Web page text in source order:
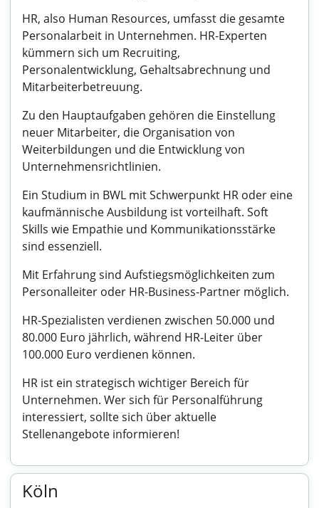
HR, also Human Resources, umfasst die gesamte
Personalarbeit in Unternehmen. HR-Experten
kümmern sich um Recruiting,
Personalentwicklung, Gehaltsabrechnung und
Mitarbeiterbetreuung.
Zu den Hauptaufgaben gehören die Einstellung
neuer Mitarbeiter, die Organisation von
Weiterbildungen und die Entwicklung von
Unternehmensrichtlinien.
Ein Studium in BWL mit Schwerpunkt HR oder eine
kaufmännische Ausbildung ist vorteilhaft. Soft
Skills wie Empathie und Kommunikationsstärke
sind essenziell.
Mit Erfahrung sind Aufstiegsmöglichkeiten zum
Personalleiter oder HR-Business-Partner möglich.
HR-Spezialisten verdienen zwischen 50.000 und
80.000 Euro jährlich, während HR-Leiter über
100.000 Euro verdienen können.
HR ist ein strategisch wichtiger Bereich für
Unternehmen. Wer sich für Personalführung
interessiert, sollte sich über aktuelle
Stellenangebote informieren!
Köln